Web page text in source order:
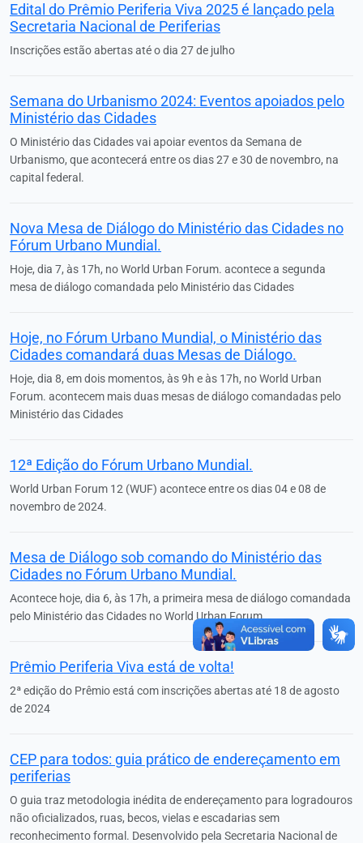
Edital do Prêmio Periferia Viva 2025 é lançado pela
Secretaria Nacional de Periferias
Inscrições estão abertas até o dia 27 de julho
Semana do Urbanismo 2024: Eventos apoiados pelo
Ministério das Cidades
O Ministério das Cidades vai apoiar eventos da Semana de
Urbanismo, que acontecerá entre os dias 27 e 30 de novembro, na
capital federal.
Nova Mesa de Diálogo do Ministério das Cidades no
Fórum Urbano Mundial.
Hoje, dia 7, às 17h, no World Urban Forum. acontece a segunda
mesa de diálogo comandada pelo Ministério das Cidades
Hoje, no Fórum Urbano Mundial, o Ministério das
Cidades comandará duas Mesas de Diálogo.
Hoje, dia 8, em dois momentos, às 9h e às 17h, no World Urban
Forum. acontecem mais duas mesas de diálogo comandadas pelo
Ministério das Cidades
12ª Edição do Fórum Urbano Mundial.
World Urban Forum 12 (WUF) acontece entre os dias 04 e 08 de
novembro de 2024.
Mesa de Diálogo sob comando do Ministério das
Cidades no Fórum Urbano Mundial.
Acontece hoje, dia 6, às 17h, a primeira mesa de diálogo comandada
pelo Ministério das Cidades no World Urban Forum.
Prêmio Periferia Viva está de volta!
2ª edição do Prêmio está com inscrições abertas até 18 de agosto
de 2024
CEP para todos: guia prático de endereçamento em
periferias
O guia traz metodologia inédita de endereçamento para logradouros
não oficializados, ruas, becos, vielas e escadarias sem
reconhecimento formal. Desenvolvido pela Secretaria Nacional de